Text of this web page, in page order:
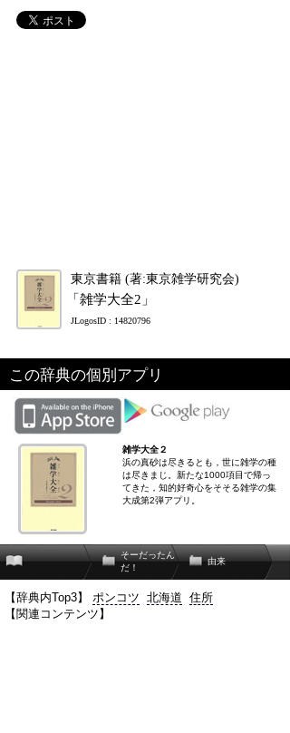
東京書籍 (著:東京雑学研究会)
「雑学大全2」
JLogosID : 14820796
この辞典の個別アプリ
雑学大全２
浜の真砂は尽きるとも，世に雑学の種
は尽きまじ。新たな1000項目で帰っ
てきた，知的好奇心をそそる雑学の集
大成第2弾アプリ。
そーだったん
だ！
由来
【辞典内Top3】 ポンコツ 北海道 住所
【関連コンテンツ】